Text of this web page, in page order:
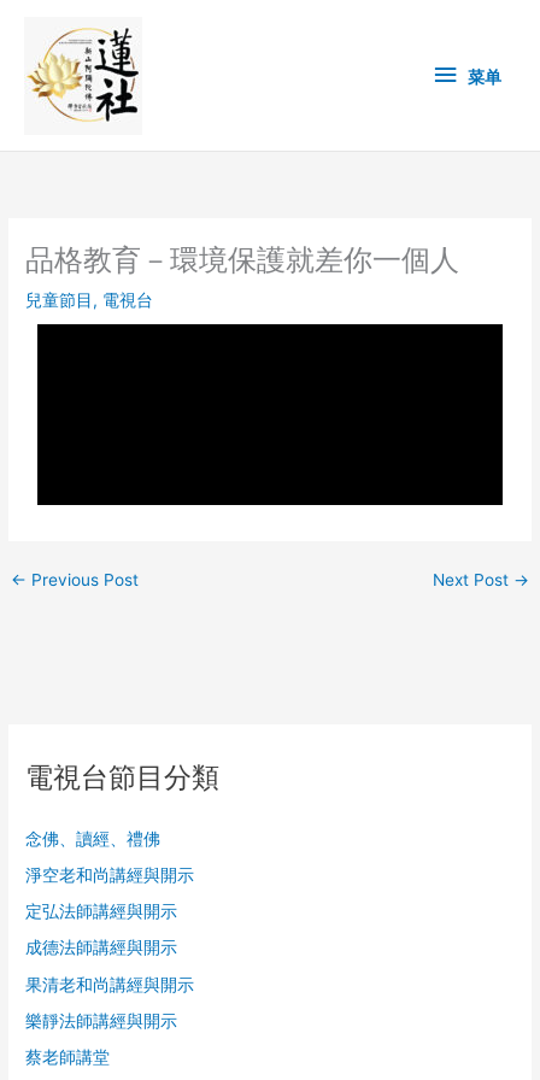
content
单 菜单
品格教育－環境保護就差你一個人
兒童節目, 電視台
← Previous Post Next Post →
電視台節目分類
念佛、讀經、禮佛
淨空老和尚講經與開示
定弘法師講經與開示
成德法師講經與開示
果清老和尚講經與開示
樂靜法師講經與開示
蔡老師講堂